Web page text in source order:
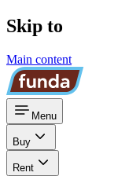
Skip to
Main content
Menu
Buy
Rent